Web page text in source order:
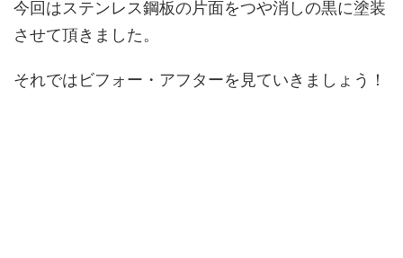
今回はステンレス鋼板の片面をつや消しの黒に塗装
させて頂きました。
それではビフォー・アフターを見ていきましょう！